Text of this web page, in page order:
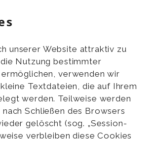
unserer Website attraktiv zu
Nutzung bestimmter
ermöglichen, verwenden wir
Textdateien, die auf Ihrem
werden. Teilweise werden
Schließen des Browsers
gelöscht (sog. „Session-
verbleiben diese Cookies